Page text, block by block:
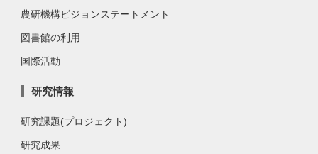
農研機構ビジョンステートメント
図書館の利用
国際活動
研究情報
研究課題(プロジェクト)
研究成果